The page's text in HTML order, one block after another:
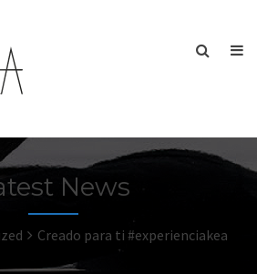
News
Creado para ti #experienciakea